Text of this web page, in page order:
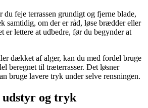
du feje terrassen grundigt og fjerne blade,
samtidig, om der er råd, løse brædder eller
er lettere at udbedre, før du begynder at
dækket af alger, kan du med fordel bruge
beregnet til træterrasser. Det løsner
bruge lavere tryk under selve rensningen.
og tryk